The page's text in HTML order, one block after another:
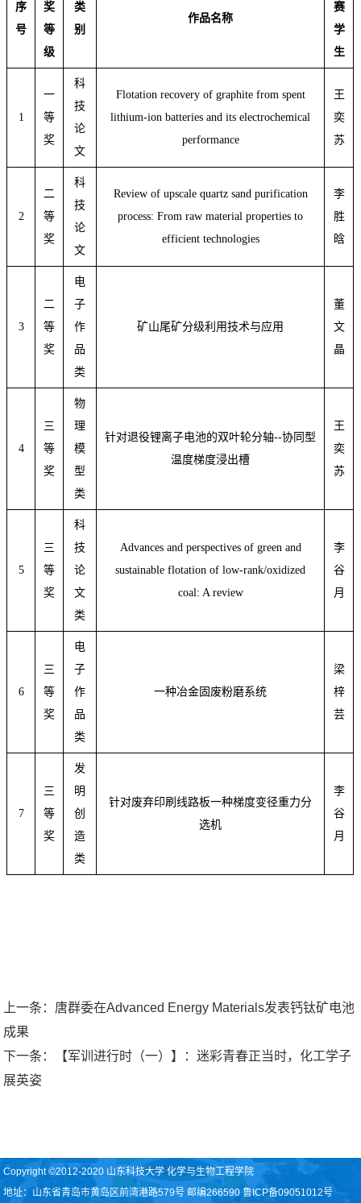
序
号
奖
等
级
类
别
作品名称
赛
学
生
1
一
等
奖
科
技
论
文
Flotation recovery of graphite from spent
lithium-ion batteries and its electrochemical
performance
王
奕
苏
2
二
等
奖
科
技
论
文
Review of upscale quartz sand purification
process: From raw material properties to
efficient technologies
李
胜
晗
3
二
等
奖
电
子
作
品
类
矿山尾矿分级利用技术与应用
董
文
晶
4
三
等
奖
物
理
模
型
类
针对退役锂离子电池的双叶轮分轴--协同型
温度梯度浸出槽
王
奕
苏
5
三
等
奖
科
技
论
文
类
Advances and perspectives of green and
sustainable flotation of low-rank/oxidized
coal: A review
李
谷
月
6
三
等
奖
电
子
作
品
类
一种冶金固废粉磨系统
梁
梓
芸
7
三
等
奖
发
明
创
造
类
针对废弃印刷线路板一种梯度变径重力分
选机
李
谷
月
上一条： 唐群委在Advanced Energy Materials发表钙钛矿电池
成果
下一条：
【军训进行时（一）】：迷彩青春正当时，化工学子
展英姿
Copyright ©2012-2020 山东科技大学 化学与生物工程学院
地址：山东省青岛市黄岛区前湾港路579号 邮编266590 鲁ICP备09051012号